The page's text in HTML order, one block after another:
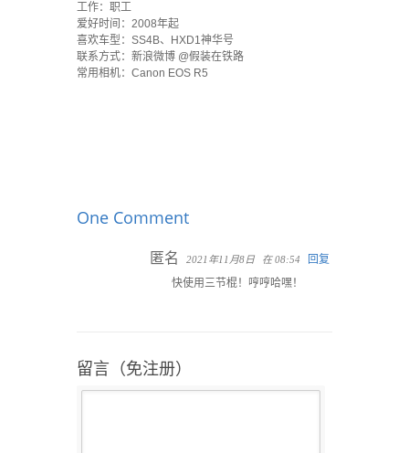
工作：职工
爱好时间：2008年起
喜欢车型：SS4B、HXD1神华号
联系方式：新浪微博 @假装在铁路
常用相机：Canon EOS R5
One Comment
匿名 2021年11月8日 在 08:54
回复
快使用三节棍！哼哼哈嘿！
留言（免注册）